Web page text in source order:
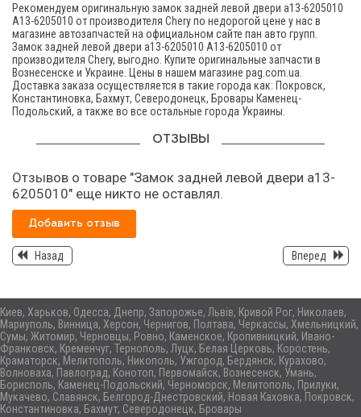
Рекомендуем оригинальную замок задней левой двери а13-6205010
A13-6205010 от производителя Chery по недорогой цене у нас в
магазине автозапчастей на официальном сайте пан авто групп.
Замок задней левой двери а13-6205010 A13-6205010 от
производителя Chery, выгодно. Купите оригинальные запчасти в
Вознесенске и Украине. Цены в нашем магазине pag.com.ua.
Доставка заказа осуществляется в такие города как: Покровск,
Константиновка, Бахмут, Северодонецк, Бровары Каменец-
Подольский, а также во все остальные города Украины.
ОТЗЫВЫ
Отзывов о товаре "Замок задней левой двери а13-
6205010" еще никто не оставлял.
Добавить отзыв
Назад Вперед
Киев, Харьков, Одесса, Днепр, Запорожье, Львів, Кривой Рог, Николаев,
Мариуполь, Винница, Херсон, Чернигов, Полтава, Черкассы, Хмельницкий,
Сумы, Житомир, Черновцы, Ровно, Каменское, Кропивницкий, Ивано-
Франковск, Кременчуг, Тернополь, Луцк, Белая Церковь, Коростень,
Краматорск, Мелитополь, Никополь, Ужгород, Бердянск, Курахово,
Волноваха, Павлоград, Конотоп, Первомайск, Вознесенск, Умань,
Борисполь, Каменец-Подольский, Черноморск, Мелитополь, Прилуки,
Мукачево, Славянск, Белгород-Днестровский, Новая Каховка, Покровск,
Константиновка, Бахмут, Северодонецк, Бровары